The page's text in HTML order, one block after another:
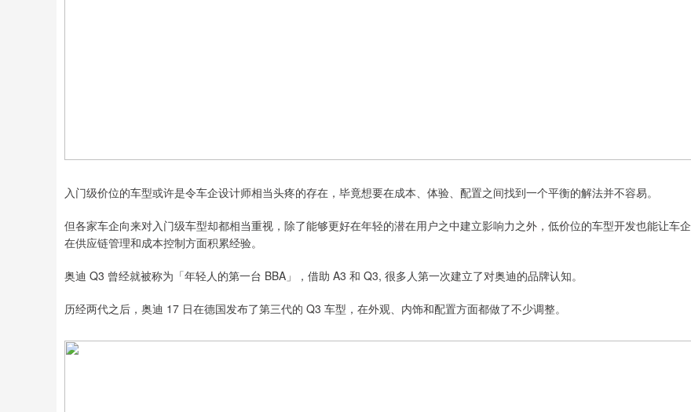
入门级价位的车型或许是令车企设计师相当头疼的存在，毕竟想要在成本、体验、配置之间找到一个平衡的解法并不容易。
但各家车企向来对入门级车型却都相当重视，除了能够更好在年轻的潜在用户之中建立影响力之外，低价位的车型开发也能让车企
在供应链管理和成本控制方面积累经验。
奥迪 Q3 曾经就被称为「年轻人的第一台 BBA」，借助 A3 和 Q3, 很多人第一次建立了对奥迪的品牌认知。
历经两代之后，奥迪 17 日在德国发布了第三代的 Q3 车型，在外观、内饰和配置方面都做了不少调整。